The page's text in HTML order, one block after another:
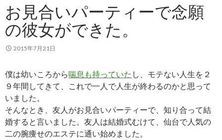
ッ
プ
お見合いパーティーで念願
の彼女ができた。
2015年7月21日
僕は幼いころから喘息も持っていた し、モテない人生を２
９年間してきて、これで一人で人生が終わるのかと思って
いました。
そんなとき、友人がお見合いパーティーで、知り合って結
婚すると言いました。友人は結婚式むけて、仙台で人気の
二の腕痩せのエステに通い始めました。